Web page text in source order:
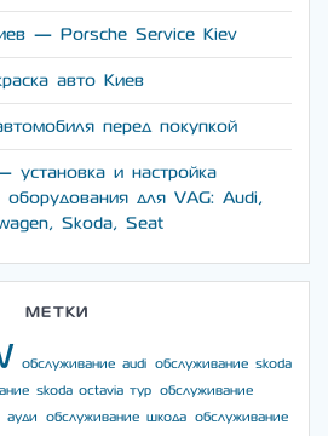
— Porsche Service Kiev
авто Киев
перед покупкой
установка и настройка
оборудования для VAG: Audi,
Skoda, Seat
МЕТКИ
обслуживание audi
обслуживание skoda
skoda octavia тур
обслуживание
ауди обслуживание шкода
обслуживание